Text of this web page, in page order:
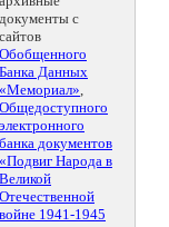
документы с
сайтов
Обобщенного
Банка Данных
«Мемориал»,
Общедоступного
электронного
банка документов
«Подвиг Народа в
Великой
Отечественной
войне 1941-1945